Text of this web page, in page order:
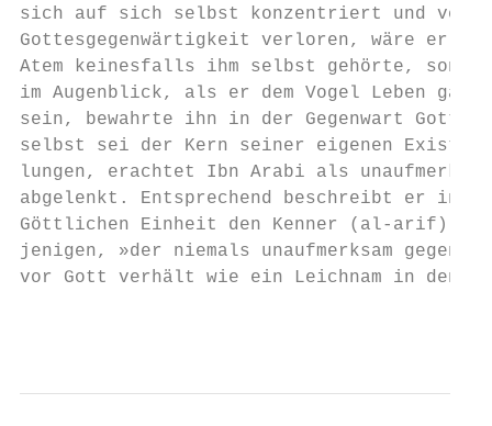
sich auf sich selbst konzentriert und
Gottesgegenwärtigkeit verloren, wäre er
Atem keinesfalls ihm selbst gehörte,
im Augenblick, als er dem Vogel Leben gab,
sein, bewahrte ihn in der Gegenwart
selbst sei der Kern seiner eigenen Existenz
lungen, erachtet Ibn Arabi als
abgelenkt. Entsprechend beschreibt er in
Göttlichen Einheit den Kenner (al-arif) der
jenigen, »der niemals unaufmerksam
vor Gott verhält wie ein Leichnam in den